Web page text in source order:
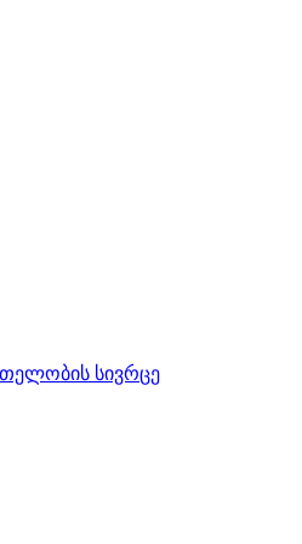
სივრცე